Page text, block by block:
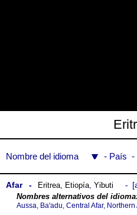
Nombre del idioma País
Afar Eritrea, Etiopía, Yibuti
Aussa, Ba'adu, Central Afar,